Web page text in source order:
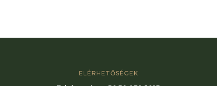
ELÉRHETŐSÉGEK